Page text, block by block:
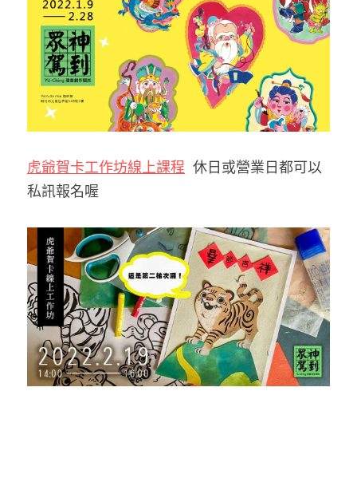
虎爺賀卡工作坊線上課程
  休日或營業日都可以
私訊報名喔